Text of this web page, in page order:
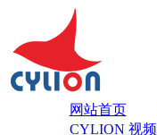
网站首页
CYLION 视频